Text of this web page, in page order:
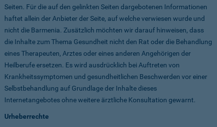
Seiten. Für die auf den gelinkten Seiten dargebotenen Informationen
haftet allein der Anbieter der Seite, auf welche verwiesen wurde und
nicht die Barmenia. Zusätzlich möchten wir darauf hinweisen, dass
die Inhalte zum Thema Gesundheit nicht den Rat oder die Behandlung
eines Therapeuten, Arztes oder eines anderen Angehörigen der
Heilberufe ersetzen. Es wird ausdrücklich bei Auftreten von
Krankheitssymptomen und gesundheitlichen Beschwerden vor einer
Selbstbehandlung auf Grundlage der Inhalte dieses
Internetangebotes ohne weitere ärztliche Konsultation gewarnt.
Urheberrechte